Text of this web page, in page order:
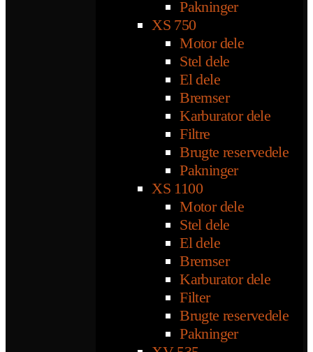
Pakninger
XS 750
Motor dele
Stel dele
El dele
Bremser
Karburator dele
Filtre
Brugte reservedele
Pakninger
XS 1100
Motor dele
Stel dele
El dele
Bremser
Karburator dele
Filter
Brugte reservedele
Pakninger